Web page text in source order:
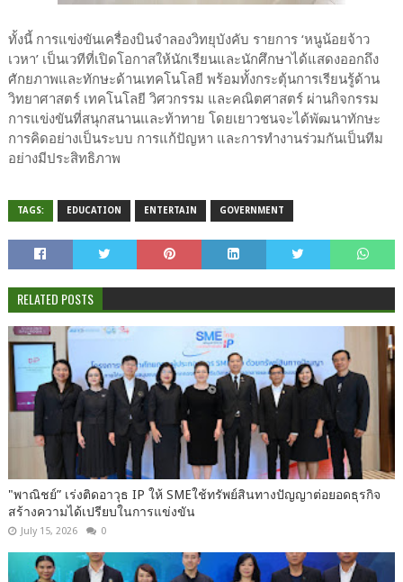
ทั้งนี้ การแข่งขันเครื่องบินจำลองวิทยุบังคับ รายการ ‘หนูน้อยจ้าว
เวหา’ เป็นเวทีที่เปิดโอกาสให้นักเรียนและนักศึกษาได้แสดงออกถึง
ศักยภาพและทักษะด้านเทคโนโลยี พร้อมทั้งกระตุ้นการเรียนรู้ด้าน
วิทยาศาสตร์ เทคโนโลยี วิศวกรรม และคณิตศาสตร์ ผ่านกิจกรรม
การแข่งขันที่สนุกสนานและท้าทาย โดยเยาวชนจะได้พัฒนาทักษะ
การคิดอย่างเป็นระบบ การแก้ปัญหา และการทำงานร่วมกันเป็นทีม
อย่างมีประสิทธิภาพ
TAGS: EDUCATION ENTERTAIN GOVERNMENT
RELATED POSTS
"พาณิชย์” เร่งติดอาวุธ IP ให้ SMEใช้ทรัพย์สินทางปัญญาต่อยอดธุรกิจ
สร้างความได้เปรียบในการแข่งขัน
July 15, 2026 0